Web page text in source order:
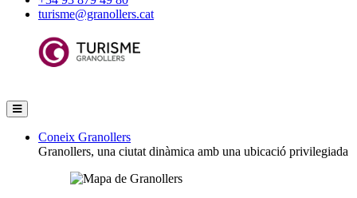
turisme@granollers.cat
Coneix Granollers
Granollers, una ciutat dinàmica amb una ubicació privilegiada